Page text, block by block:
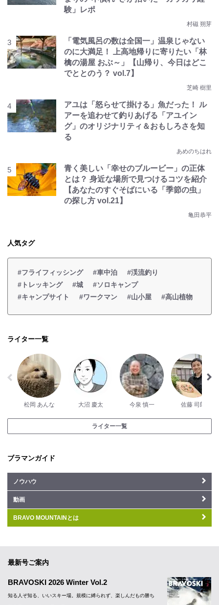
験」レポ
村磁 朔芽
「電気風呂の数は全国一」温泉じゃない
のに大満足！ 上高地帰りに寄りたい「林
檎の湯屋 おぶ～」【山帰り、今日はどこ
でととのう？ vol.7】
芝崎 樹里
アユは「怒らせて掛ける」魚だった！ ル
アーを追わせて釣りあげる「アユイン
グ」のオリジナリティ＆おもしろさを知
る
あめのちはれ
青く美しい「幸せのブルービー」の正体
とは？ 身近な場所で見つけるコツを紹介
【あなたのすぐそばにいる「季節の虫」
の探し方 vol.21】
亀田恭平
人気タグ
#フライフィッシング #車中泊
#渓流釣り
#トレッキング
#城
#ソロキャンプ
#キャンプサイト
#ワークマン #山小屋 #高山植物
ライター一覧
松岡 あんな 大沼 慶太 今泉 慎一 佐藤 司郎
ライター一覧
ブラマンガイド
ノウハウ
動画
BRAVO MOUNTAINとは
最新号ご案内
BRAVOSKI 2026 Winter Vol.2
知る人ぞ知る、いいスキー場。規模に縛られず、楽しんだもの勝ち